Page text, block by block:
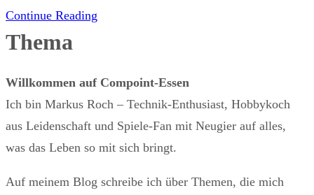
Continue Reading
Thema
Willkommen auf Compoint-Essen
Ich bin Markus Roch – Technik-Enthusiast, Hobbykoch
aus Leidenschaft und Spiele-Fan mit Neugier auf alles,
was das Leben so mit sich bringt.
Auf meinem Blog schreibe ich über Themen, die mich